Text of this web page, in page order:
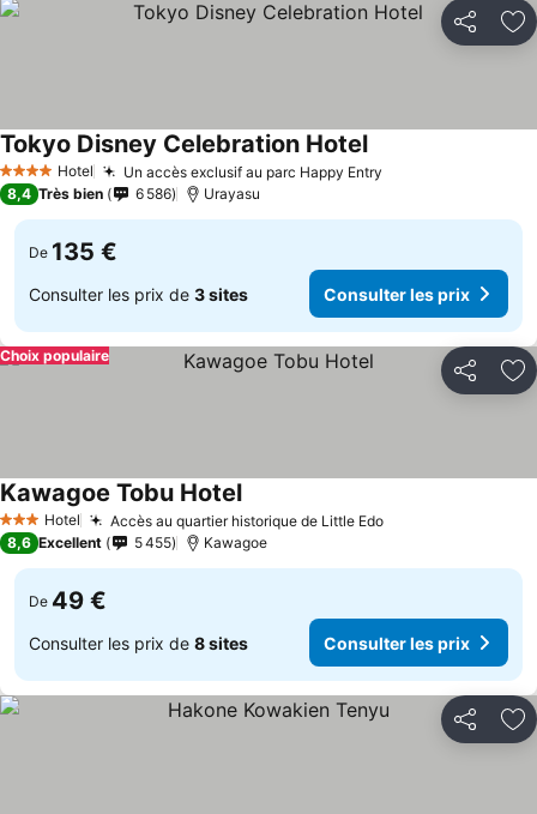
Partager
4 Étoiles Hotel Un accès exclusif au parc Happy Entry
Tokyo Disney Celebration HotelConsulter les prix
8,4 Très bien 6 586 Urayasu
De 135 €
Consulter les prix de 3 sites Consulter les prix
Partager
Choix populaire
3 ÉtoilesHotel Accès au quartier historique de Little EdoConsulter les
Kawagoe Tobu HotelConsulter les prix
8,6 Excellent 5 455 Kawagoe
De 49 €
Consulter les prix de 8 sites Consulter les prix
Partager